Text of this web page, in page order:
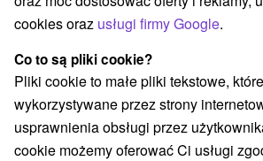
Rajecké Teplice
Wybierz datę
Przejdź do lokalizacji
cookies oraz usługi firmy Google.
Co to są pliki cookie?
Pliki cookie to małe pliki tekstowe,
wykorzystywane przez strony
usprawnienia obsługi przez
cookie możemy oferować Ci usługi